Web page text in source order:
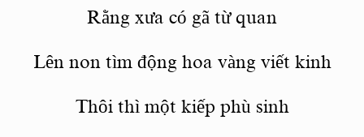
Rằng xưa có gã từ quan
Lên non tìm động hoa vàng viết kinh
Thôi thì một kiếp phù sinh